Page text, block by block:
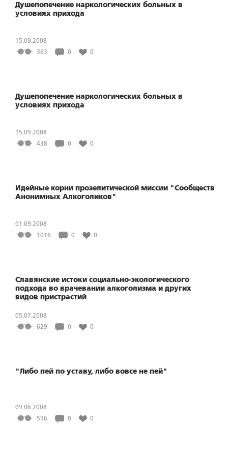
Душепопечение наркологических больных в
условиях прихода
15.09.2008
363
0 0
Душепопечение наркологических больных в
условиях прихода
15.09.2008
438
0 0
Идейные корни прозелитической миссии "Сообществ
Анонимных Алкоголиков"
01.09.2008
1016
0 0
Славянские истоки социально-экологического
подхода во врачевании алкоголизма и других
видов пристрастий
05.07.2008
629
0 0
"Либо пей по уставу, либо вовсе не пей"
09.06.2008
596
0 0